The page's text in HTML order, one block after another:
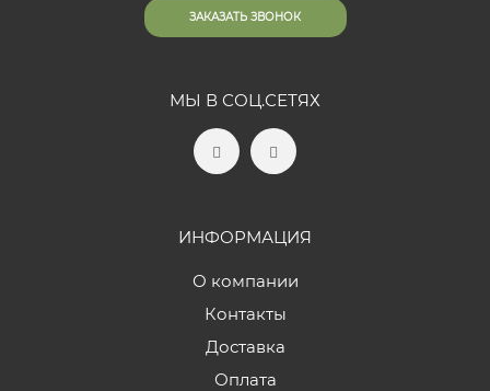
ЗАКАЗАТЬ ЗВОНОК
МЫ В СОЦ.СЕТЯХ
ИНФОРМАЦИЯ
О компании
Контакты
Доставка
Оплата